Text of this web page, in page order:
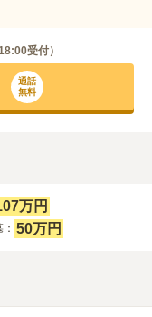
受付）
通話
無料
万円
50万円